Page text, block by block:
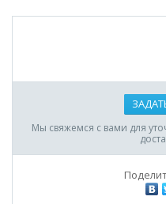
Мы свяжемся с вами для